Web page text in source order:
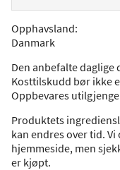
Opphavsland:
Danmark
Den anbefalte daglige
Kosttilskudd bør ikke
Oppbevares
Produktets
kan endres over tid.
hjemmeside, men
er kjøpt.